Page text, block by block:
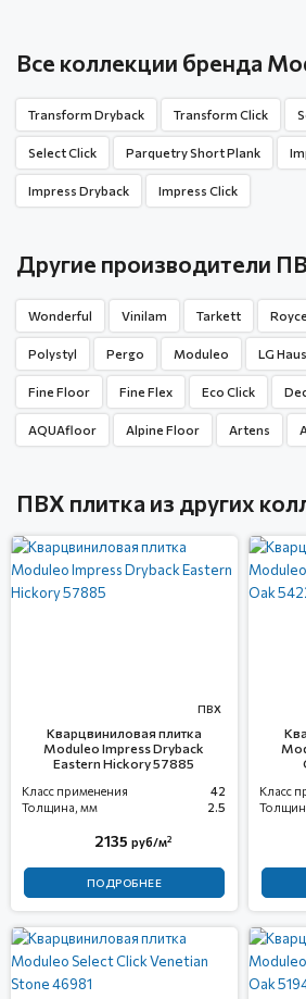
Все коллекции бренда
Transform Dryback Transform Click
Select Click Parquetry Short Plank
Impress Dryback Impress Click
Другие производители
Wonderful Vinilam Tarkett Royce
Polystyl Pergo Moduleo LG
Fine Floor Fine Flex Eco Click
AQUAfloor Alpine Floor Artens
ПВХ плитка из других
ПВХ
Кварцвиниловая плитка
Moduleo Impress Dryback
Eastern Hickory 57885
Класс применения
42
Толщина, мм
2.5
2135 руб/м2
ПОДРОБНЕЕ
Класс